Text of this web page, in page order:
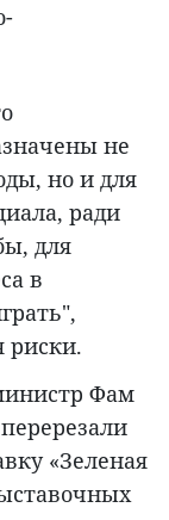
не
но и для
ради
для
в
риски.
Фам
«Зеленая